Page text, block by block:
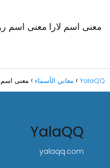
معنى اسم لارا معنى اسم
YalaQQ معاني الأسماء معنى اسم
YalaQQ
yalaqq.com